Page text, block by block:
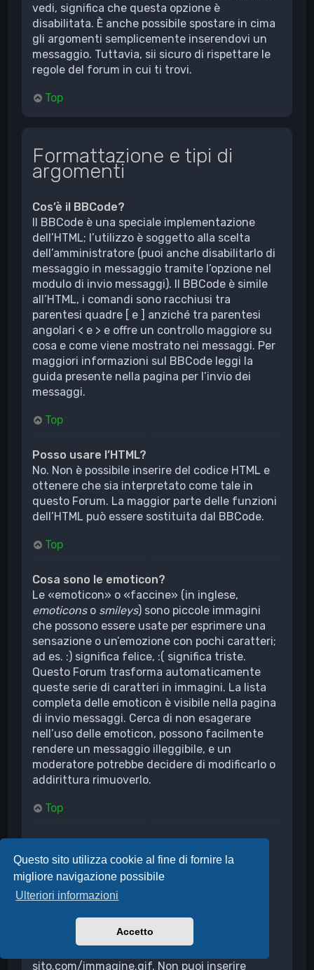
Questo sito utilizza cookie al fine di fornire la
migliore navigazione possibile
Ulteriori informazioni
Accetto
vedi, significa che questa opzione è
disabilitata. È anche possibile spostare in cima
gli argomenti semplicemente inserendovi un
messaggio. Tuttavia, sii sicuro di rispettare le
regole del forum in cui ti trovi.
Top
Formattazione e tipi di
argomenti
Cos’è il BBCode?
Il BBCode è una speciale implementazione
dell’HTML; l’utilizzo è soggetto alla scelta
dell’amministratore (puoi anche disabilitarlo di
messaggio in messaggio tramite l’opzione nel
modulo di invio messaggi). Il BBCode è simile
all’HTML, i comandi sono racchiusi tra
parentesi quadre [ e ] anziché tra parentesi
angolari < e > e offre un controllo maggiore su
cosa e come viene mostrato nei messaggi. Per
maggiori informazioni sul BBCode leggi la
guida presente nella pagina per l’invio dei
messaggi.
Top
Posso usare l’HTML?
No. Non è possibile inserire del codice HTML e
ottenere che sia interpretato come tale in
questo Forum. La maggior parte delle funzioni
dell’HTML può essere sostituita dal BBCode.
Top
Cosa sono le emoticon?
Le «emoticon» o «faccine» (in inglese,
emoticonso smileys) sono piccole immagini
che possono essere usate per esprimere una
sensazione o un’emozione con pochi caratteri;
ad es. :) significa felice, :( significa triste.
Questo Forum trasforma automaticamente
queste serie di caratteri in immagini. La lista
completa delle emoticon è visibile nella pagina
di invio messaggi. Cerca di non esagerare
nell’uso delle emoticon, possono facilmente
rendere un messaggio illeggibile, e un
moderatore potrebbe decidere di modificarlo o
addirittura rimuoverlo.
Top
Posso inserire delle immagini?
Sì, puoi inserire delle immagini nei tuoi
messaggi. Se l’amministratore permette gli
allegati è possibile caricare delle immagini
direttamente sulla Board; in alternativa devi
creare un collegamento a un’immagine
ospitata su un server di pubblico accesso, ad
sito.com/immagine.gif. Non puoi inserire